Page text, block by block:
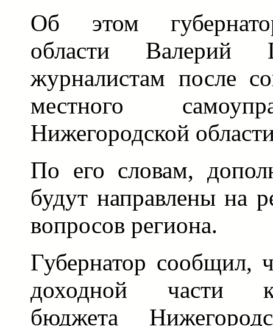
Об этом
области Валерий
журналистам после
местного
Нижегородской
По его словам,
будут направлены на
вопросов региона.
Губернатор сообщил,
доходной части
бюджета